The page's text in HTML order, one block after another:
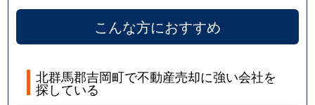
こんな方におすすめ
北群馬郡吉岡町で不動産売却に強い会社を
探している